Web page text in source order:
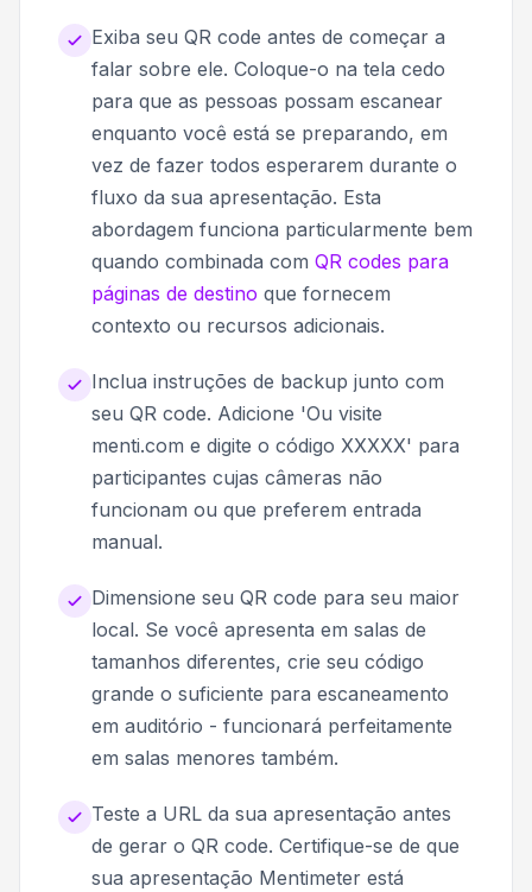
Exiba seu QR code antes de começar a
falar sobre ele. Coloque-o na tela cedo
para que as pessoas possam escanear
enquanto você está se preparando, em
vez de fazer todos esperarem durante o
fluxo da sua apresentação. Esta
abordagem funciona particularmente bem
quando combinada com QR codes para
páginas de destino que fornecem
contexto ou recursos adicionais.
Inclua instruções de backup junto com
seu QR code. Adicione 'Ou visite
menti.com e digite o código XXXXX' para
participantes cujas câmeras não
funcionam ou que preferem entrada
manual.
Dimensione seu QR code para seu maior
local. Se você apresenta em salas de
tamanhos diferentes, crie seu código
grande o suficiente para escaneamento
em auditório - funcionará perfeitamente
em salas menores também.
Teste a URL da sua apresentação antes
de gerar o QR code. Certifique-se de que
sua apresentação Mentimeter está